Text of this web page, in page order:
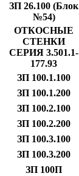
ЗП 26.100 (Блок
№54)
ОТКОСНЫЕ
СТЕНКИ
СЕРИЯ 3.501.1-
177.93
ЗП 100.1.100
ЗП 100.1.200
ЗП 100.2.100
ЗП 100.2.200
ЗП 100.3.100
ЗП 100.3.200
ЗП 100П